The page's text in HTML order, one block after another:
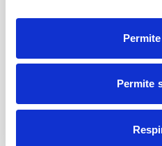
Permite
AȘTEPTÂNDU-L
Cluj-Napoca
BILETE
Deschiderea